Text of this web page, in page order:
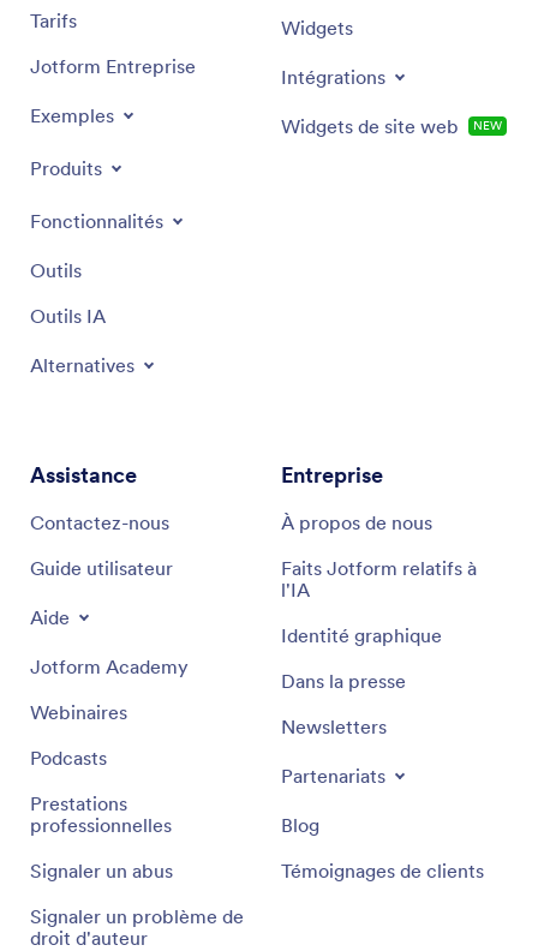
Tarifs
Jotform Entreprise
Exemples
Produits
Fonctionnalités
Outils
Outils IA
Alternatives
Widgets
Intégrations
Widgets de site web NEW
Assistance
Contactez-nous
Guide utilisateur
Aide
Jotform Academy
Webinaires
Podcasts
Prestations
professionnelles
Signaler un abus
Signaler un problème de
droit d'auteur
Entreprise
À propos de nous
Faits Jotform relatifs à
l'IA
Identité graphique
Dans la presse
Newsletters
Partenariats
Blog
Témoignages de clients